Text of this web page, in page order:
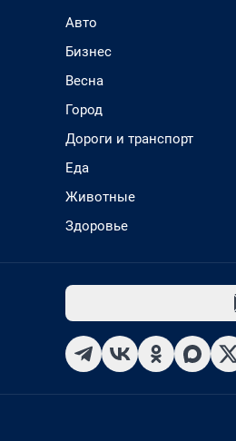
Авто
Бизнес
Весна
Город
Дороги и транспорт
Еда
Животные
Здоровье